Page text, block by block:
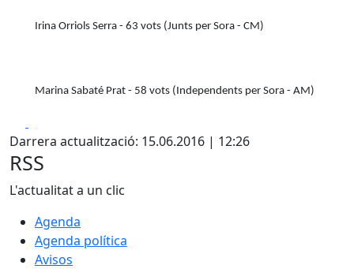
Irina Orriols Serra - 63 vots (Junts per Sora - CM)
Marina Sabaté Prat - 58 vots (Independents per Sora - AM)
Darrera actualització: 15.06.2016 | 12:26
RSS
L'actualitat a un clic
Agenda
Agenda política
Avisos